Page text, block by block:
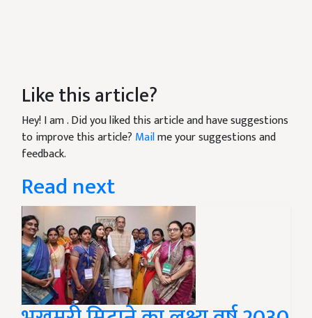
Like this article?
Hey! I am. Did you liked this article and have suggestions
to improve this article? Mailme your suggestions and
feedback.
Read next